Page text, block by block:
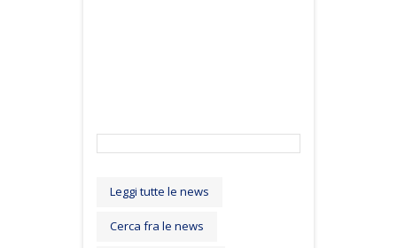
Leggi tutte le news
Cerca fra le news